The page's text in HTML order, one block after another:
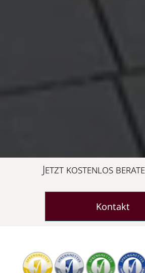
Jetzt kostenlos
Kontakt